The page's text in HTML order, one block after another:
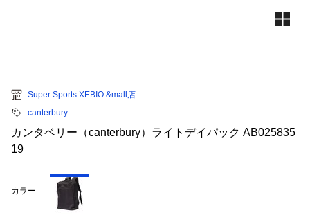
Super Sports XEBIO &mall店
canterbury
カンタベリー（canterbury）ライトデイパック AB025835
19
カラー